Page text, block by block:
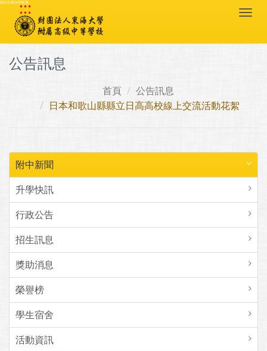
跳到主要內容區塊
:::
公告訊息
首頁
公告訊息
日本和歌山縣縣立日高高校線上交流活動花絮
附中新聞
升學快訊
行政公告
招生訊息
獎助消息
榮譽榜
學生宿舍
活動資訊